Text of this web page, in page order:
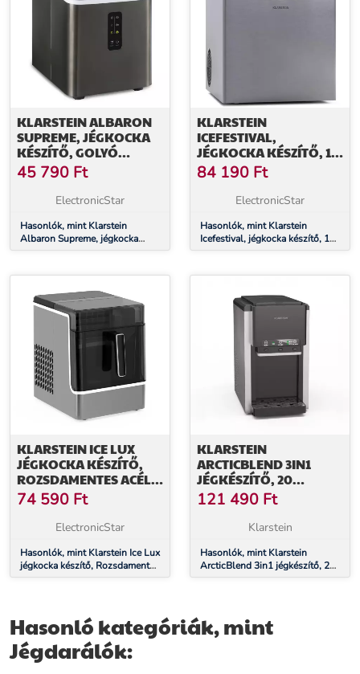
KLARSTEIN ALBARON
SUPREME, JÉGKOCKA
KÉSZÍTŐ, GOLYÓ
ALAKÚ, 12 KG/24 H, 1,5
L TARTÁLY,
ROZSDAMENTES ACÉL
45 790 Ft
ElectronicStar
Hasonlók, mint Klarstein
Albaron Supreme, jégkocka
készítő, golyó alakú, 12 kg/24 h,
KLARSTEIN
ICEFESTIVAL,
JÉGKOCKA KÉSZÍTŐ, 12
KG/24 H, GOLYÓK,
ROZSDAMENTES ACÉL
84 190 Ft
ElectronicStar
Hasonlók, mint Klarstein
Icefestival, jégkocka készítő, 12
kg/24 h, golyók, rozsdamentes
KLARSTEIN ICE LUX
JÉGKOCKA KÉSZÍTŐ,
ROZSDAMENTES ACÉL,
23 KG/24 Ó,
ÖNTISZTÍTÓ
74 590 Ft
ElectronicStar
Hasonlók, mint Klarstein Ice Lux
jégkocka készítő, Rozsdamentes
acél, 23 kg/24 ó, Öntisztító
KLARSTEIN
ARCTICBLEND 3IN1
JÉGKÉSZÍTŐ, 20
KG/24Ó, JÉGGOLYÓ,
ZÚZOTT JÉG,
VÍZADAGOLÓ
121 490 Ft
Klarstein
Hasonlók, mint Klarstein
ArcticBlend 3in1 jégkészítő, 20
kg/24ó, Jéggolyó, Zúzott jég,
Hasonló kategóriák, mint
Jégdarálók: